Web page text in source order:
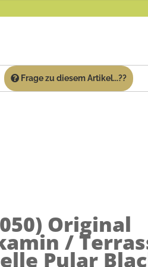
Frage zu diesem Artikel...??
Original
/
Pular